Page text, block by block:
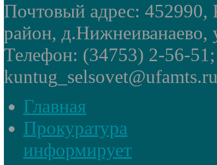
Почтовый адрес: 452990,
район, д.Нижнеиванаево,
Телефон: (34753) 2-56-
Главная
Прокуратура
информирует